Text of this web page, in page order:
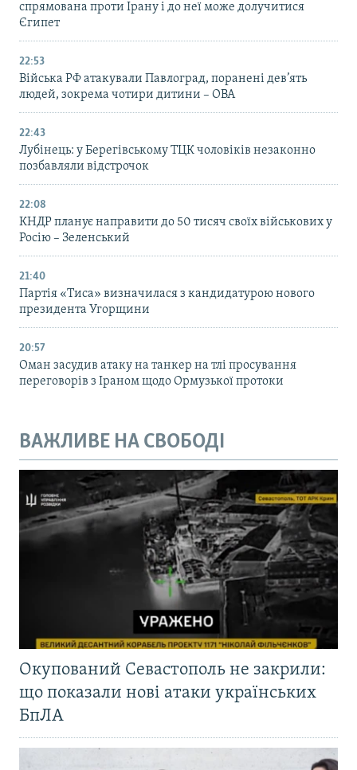
спрямована проти Ірану і до неї може долучитися
Єгипет
22:53
Війська РФ атакували Павлоград, поранені дев’ять
людей, зокрема чотири дитини – ОВА
22:43
Лубінець: у Берегівському ТЦК чоловіків незаконно
позбавляли відстрочок
22:08
КНДР планує направити до 50 тисяч своїх військових у
Росію – Зеленський
21:40
Партія «Тиса» визначилася з кандидатурою нового
президента Угорщини
20:57
Оман засудив атаку на танкер на тлі просування
переговорів з Іраном щодо Ормузької протоки
ВАЖЛИВЕ НА СВОБОДІ
Окупований Севастополь не закрили:
що показали нові атаки українських
БпЛА